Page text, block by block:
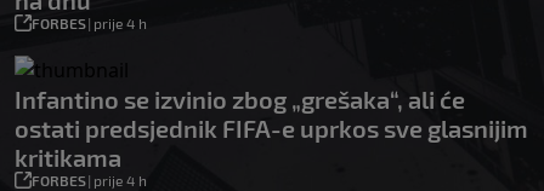
FORBES| prije 4 h
Infantino se izvinio zbog „grešaka“, ali će
ostati predsjednik FIFA-e uprkos sve glasnijim
kritikama
FORBES| prije 4 h